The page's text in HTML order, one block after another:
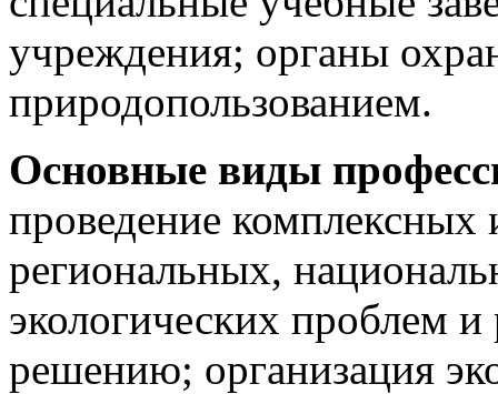
учреждения; органы
природопользованием.
Основные виды
проведение комплексных
региональных,
экологических проблем
решению; организация